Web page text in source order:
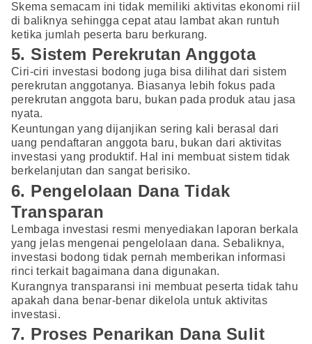
Skema semacam ini tidak memiliki aktivitas ekonomi riil
di baliknya sehingga cepat atau lambat akan runtuh
ketika jumlah peserta baru berkurang.
5. Sistem Perekrutan Anggota
Ciri-ciri investasi bodong juga bisa dilihat dari sistem
perekrutan anggotanya. Biasanya lebih fokus pada
perekrutan anggota baru, bukan pada produk atau jasa
nyata.
Keuntungan yang dijanjikan sering kali berasal dari
uang pendaftaran anggota baru, bukan dari aktivitas
investasi yang produktif. Hal ini membuat sistem tidak
berkelanjutan dan sangat berisiko.
6. Pengelolaan Dana Tidak
Transparan
Lembaga investasi resmi menyediakan laporan berkala
yang jelas mengenai pengelolaan dana. Sebaliknya,
investasi bodong tidak pernah memberikan informasi
rinci terkait bagaimana dana digunakan.
Kurangnya transparansi ini membuat peserta tidak tahu
apakah dana benar-benar dikelola untuk aktivitas
investasi.
7. Proses Penarikan Dana Sulit